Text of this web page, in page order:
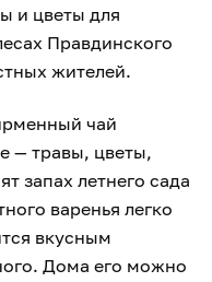
и цветы для
Правдинского
жителей.
чай
— травы, цветы,
запах летнего сада
варенья легко
вкусным
Дома его можно